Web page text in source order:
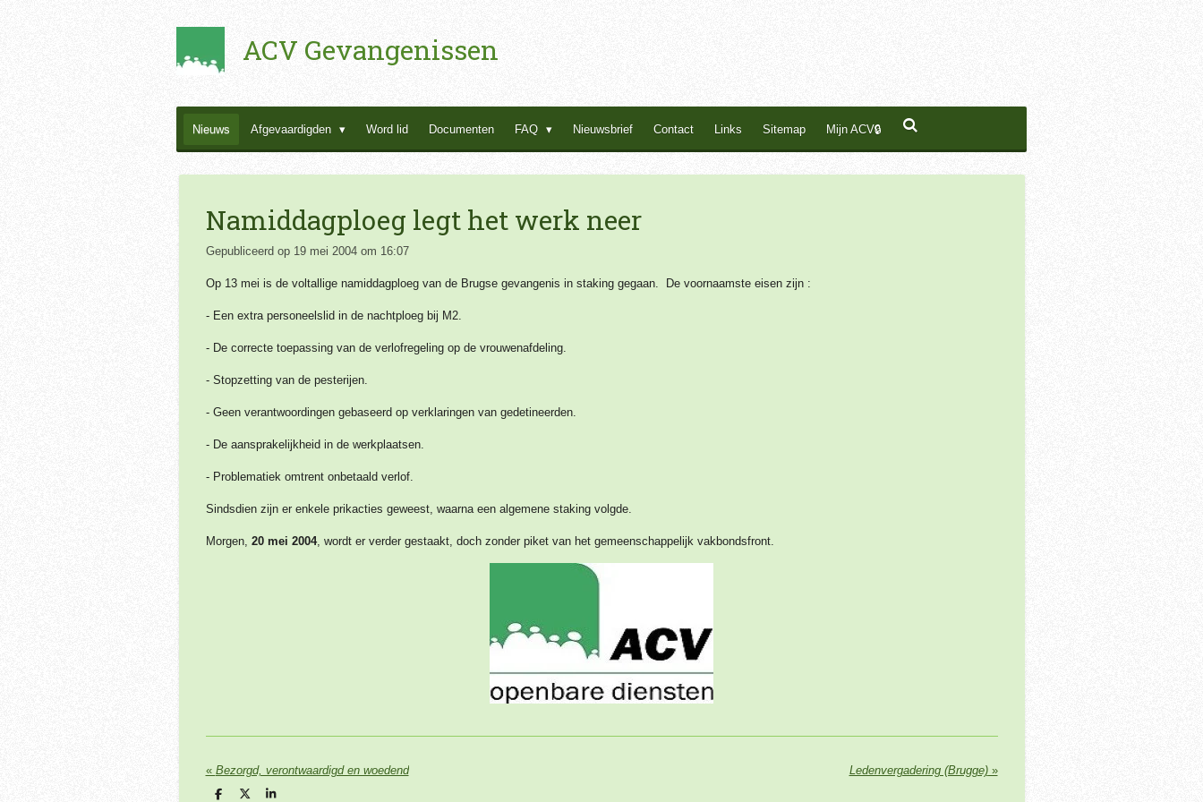
ACV Gevangenissen
Nieuws Afgevaardigden Word lid Documenten FAQ Nieuwsbrief Contact Links Sitemap Mijn ACV🔒
Namiddagploeg legt het werk neer
Gepubliceerd op 19 mei 2004 om 16:07
Op 13 mei is de voltallige namiddagploeg van de Brugse gevangenis in staking gegaan. De voornaamste eisen zijn :
- Een extra personeelslid in de nachtploeg bij M2.
- De correcte toepassing van de verlofregeling op de vrouwenafdeling.
- Stopzetting van de pesterijen.
- Geen verantwoordingen gebaseerd op verklaringen van gedetineerden.
- De aansprakelijkheid in de werkplaatsen.
- Problematiek omtrent onbetaald verlof.
Sindsdien zijn er enkele prikacties geweest, waarna een algemene staking volgde.
Morgen, 20 mei 2004, wordt er verder gestaakt, doch zonder piket van het gemeenschappelijk vakbondsfront.
« Bezorgd, verontwaardigd en woedend Ledenvergadering (Brugge)»
D D S